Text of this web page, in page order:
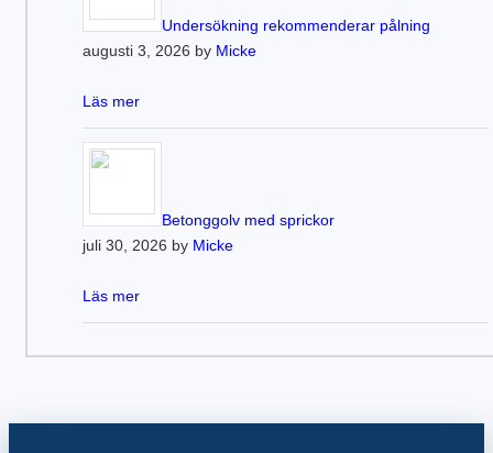
Undersökning rekommenderar pålning
augusti 3, 2026 by Micke
Läs mer
Betonggolv med sprickor
juli 30, 2026 by Micke
Läs mer